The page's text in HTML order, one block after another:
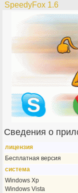
SpeedyFox 1.6
Сведения о
лицензия
Бесплатная версия
система
Windows Xp
Windows Vista